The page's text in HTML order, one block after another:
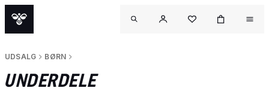
UDSALG BØRN
UNDERDELE